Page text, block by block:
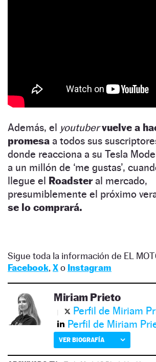
Además, el youtubervuelve a
promesa a todos sus
donde reacciona a su Tesla
a un millón de ‘me gustas’,
llegue el Roadsteral mercado,
presumiblemente el próximo
se lo comprará.
Sigue toda la información de EL
Facebook, Xo Instagram
Miriam Prieto
Perfil de Miriam
Perfil de Miriam
VER BIOGRAFÍA